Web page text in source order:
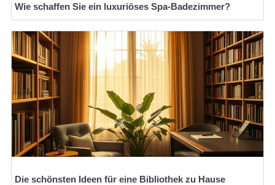
Wie schaffen Sie ein luxuriöses Spa-Badezimmer?
Die schönsten Ideen für eine Bibliothek zu Hause